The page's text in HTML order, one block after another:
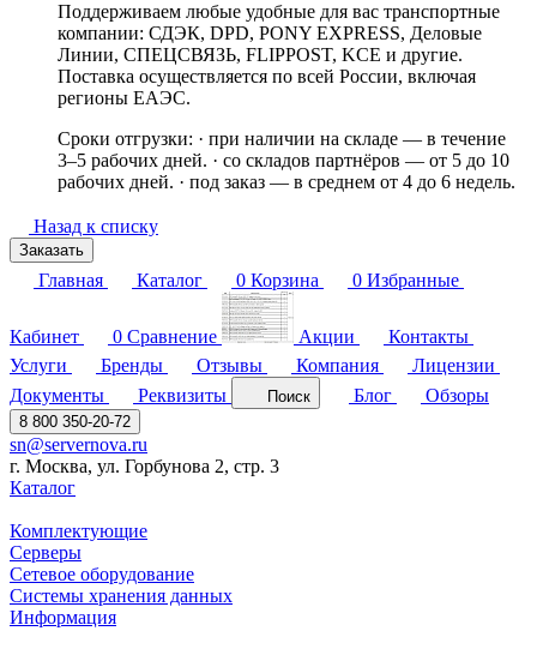
Поддерживаем любые удобные для вас транспортные
компании: СДЭК, DPD, PONY EXPRESS, Деловые
Линии, СПЕЦСВЯЗЬ, FLIPPOST, KCE и другие.
Поставка осуществляется по всей России, включая
регионы ЕАЭС.
Сроки отгрузки: · при наличии на складе — в течение
3–5 рабочих дней. · со складов партнёров — от 5 до 10
рабочих дней. · под заказ — в среднем от 4 до 6 недель.
Назад к списку
Заказать
Главная Каталог 0 Корзина 0 Избранные
Кабинет 0 Сравнение Акции
Контакты
Услуги
Бренды Отзывы Компания
Лицензии
Документы
Реквизиты Поиск Блог Обзоры
8 800 350-20-72
sn@servernova.ru
г. Москва, ул. Горбунова 2, стр. 3
Каталог
Комплектующие
Серверы
Сетевое оборудование
Системы хранения данных
Информация